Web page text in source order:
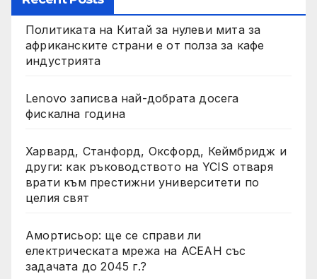
Политиката на Китай за нулеви мита за
африканските страни е от полза за кафе
индустрията
Lenovo записва най-добрата досега
фискална година
Харвард, Станфорд, Оксфорд, Кеймбридж и
други: как ръководството на YCIS отваря
врати към престижни университети по
целия свят
Амортисьор: ще се справи ли
електрическата мрежа на АСЕАН със
задачата до 2045 г.?